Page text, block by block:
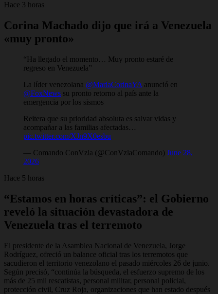
Hace 3 horas
Corina Machado dijo que irá a Venezuela
«muy pronto»
“Ha llegado el momento… Muy pronto estaré de
regreso en Venezuela”
La líder venezolana @MariaCorinaYA anunció en
@FoxNews su pronto retorno al país ante la
emergencia por los sismos
Reitera que su prioridad absoluta es salvar vidas y
acompañar a las familias afectadas…
pic.twitter.com/XJn9X0esbu
— Comando ConVzla (@ConVzlaComando) June 28,
2026
Hace 5 horas
“Estamos en horas críticas”: el Gobierno
reveló la situación devastadora de
Venezuela tras el terremoto
El presidente de la Asamblea Nacional de Venezuela, Jorge
Rodríguez, ofreció un balance oficial tras los terremotos que
sacudieron el territorio venezolano el pasado miércoles 26 de junio.
Según precisó, “continúa la búsqueda, el esfuerzo supremo de los
más de 25 mil rescatistas, personal militar, personal policial,
protección civil, Cruz Roja, organizaciones que han estado después